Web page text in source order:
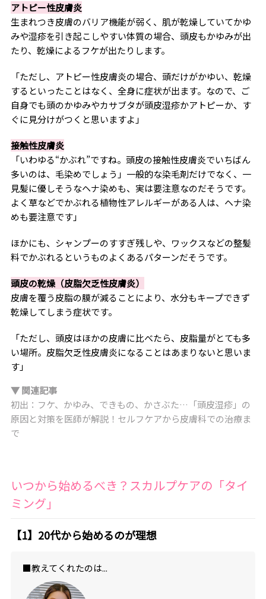
アトピー性皮膚炎
生まれつき皮膚のバリア機能が弱く、肌が乾燥していてかゆ
みや湿疹を引き起こしやすい体質の場合、頭皮もかゆみが出
たり、乾燥によるフケが出たりします。
「ただし、アトピー性皮膚炎の場合、頭だけがかゆい、乾燥
するといったことはなく、全身に症状が出ます。なので、ご
自身でも頭のかゆみやカサブタが頭皮湿疹かアトピーか、す
ぐに見分けがつくと思いますよ」
接触性皮膚炎
「いわゆる“かぶれ”ですね。頭皮の接触性皮膚炎でいちばん
多いのは、毛染めでしょう」一般的な染毛剤だけでなく、一
見髪に優しそうなヘナ染めも、実は要注意なのだそうです。
よく草などでかぶれる植物性アレルギーがある人は、ヘナ染
めも要注意です」
ほかにも、シャンプーのすすぎ残しや、ワックスなどの整髪
料でかぶれるというものよくあるパターンだそうです。
頭皮の乾燥（皮脂欠乏性皮膚炎）
皮膚を覆う皮脂の膜が減ることにより、水分もキープできず
乾燥してしまう症状です。
「ただし、頭皮はほかの皮膚に比べたら、皮脂量がとても多
い場所。皮脂欠乏性皮膚炎になることはあまりないと思いま
す」
▼ 関連記事
初出：フケ、かゆみ、できもの、かさぶた…「頭皮湿疹」の
原因と対策を医師が解説！セルフケアから皮膚科での治療ま
で
いつから始めるべき？スカルプケアの「タイ
ミング」
【1】20代から始めるのが理想
■教えてくれたのは...